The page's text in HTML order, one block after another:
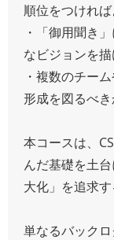
順位をつけれ
・「御用聞き
なビジョンを
・複数のチー
形成を図るべ
本コースは、
んだ基礎を土
大化」を追求
単なるバック